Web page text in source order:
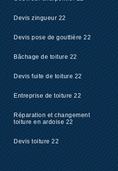
Devis zingueur 22
Devis pose de gouttière 22
Bâchage de toiture 22
Devis fuite de toiture 22
Entreprise de toiture 22
Réparation et changement
toiture en ardoise 22
Devis toiture 22